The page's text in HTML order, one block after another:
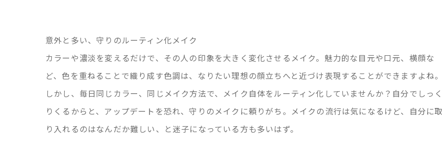
意外と多い、守りのルーティン化メイク
カラーや濃淡を変えるだけで、その人の印象を大きく変化させるメイク。魅力的な目元や口元、横顔な
ど、色を重ねることで織り成す色調は、なりたい理想の顔立ちへと近づけ表現することができますよね。
しかし、毎日同じカラー、同じメイク方法で、メイク自体をルーティン化していませんか？自分でしっく
りくるからと、アップデートを恐れ、守りのメイクに頼りがち。メイクの流行は気になるけど、自分に取
り入れるのはなんだか難しい、と迷子になっている方も多いはず。